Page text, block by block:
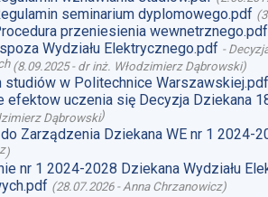
seminarium dyplomowego.pdf (
przeniesienia wewnetrznego.pdf
Wydziału Elektrycznego.pdf -
(8.09.2025- dr inż. Włodzimierz Dąbrowski)
studiów w Politechnice Warszawskiej.pdf
efektow uczenia się Decyzja Dziekana
Dąbrowski)
do Zarządzenia Dziekana WE nr 1
)
nr 1 2024-2028 Dziekana Wydziału
(28.07.2026- Anna Chrzanowicz)